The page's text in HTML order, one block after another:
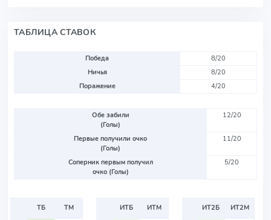
ТАБЛИЦА СТАВОК
Победа
8/20
Ничья
8/20
Поражение
4/20
Обе забили
(Голы)
12/20
Первые получили очко
(Голы)
11/20
Соперник первым получил
очко (Голы)
5/20
ТБ
ТМ
ИТБ
ИТМ
ИТ2Б
ИТ2М